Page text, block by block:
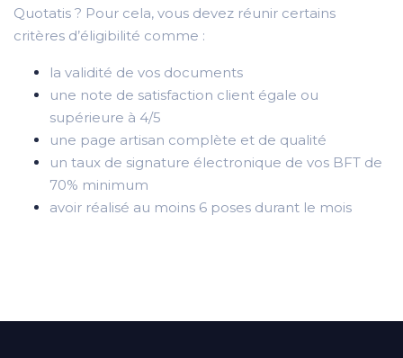
Quotatis ? Pour cela, vous devez réunir certains
critères d’éligibilité comme :
la validité de vos documents
une note de satisfaction client égale ou
supérieure à 4/5
une page artisan complète et de qualité
un taux de signature électronique de vos BFT de
70% minimum
avoir réalisé au moins 6 poses durant le mois